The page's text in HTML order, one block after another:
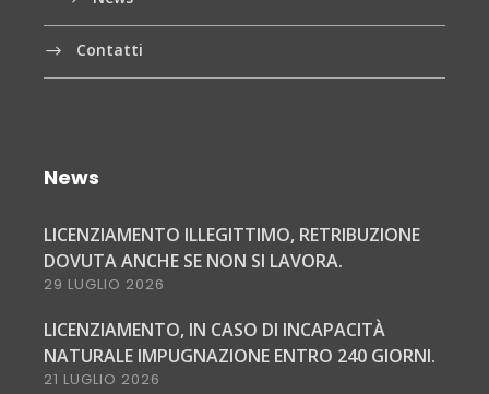
Contatti
News
LICENZIAMENTO ILLEGITTIMO, RETRIBUZIONE
DOVUTA ANCHE SE NON SI LAVORA.
29 LUGLIO 2026
LICENZIAMENTO, IN CASO DI INCAPACITÀ
NATURALE IMPUGNAZIONE ENTRO 240 GIORNI.
21 LUGLIO 2026